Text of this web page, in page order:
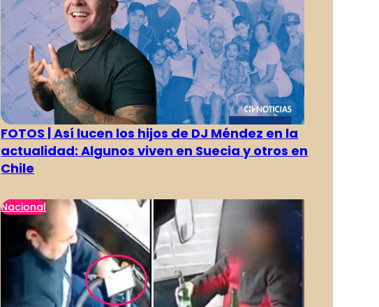
FOTOS | Así lucen los hijos de DJ Méndez en la
actualidad: Algunos viven en Suecia y otros en
Chile
Nacional